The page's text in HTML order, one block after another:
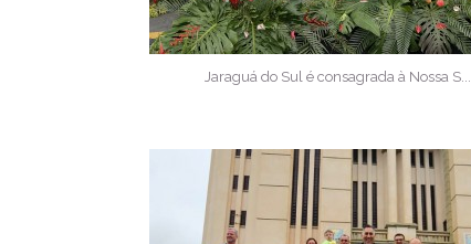
Jaraguá do Sul é consagrada à Nossa S...